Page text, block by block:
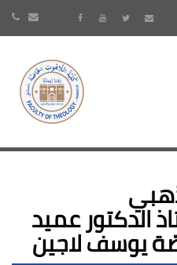
الدكتور عميد
يوسف لاجين